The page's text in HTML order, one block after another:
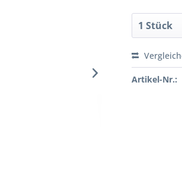
Artikel-Nr.: